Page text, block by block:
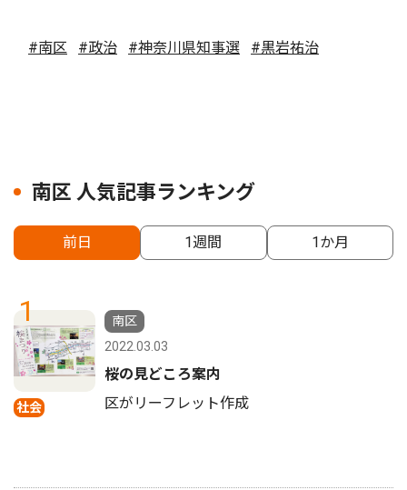
#南区 #政治 #神奈川県知事選 #黒岩祐治
南区 人気記事ランキング
前日 1週間 1か月
1
社会
南区
2022.03.03
桜の見どころ案内
区がリーフレット作成